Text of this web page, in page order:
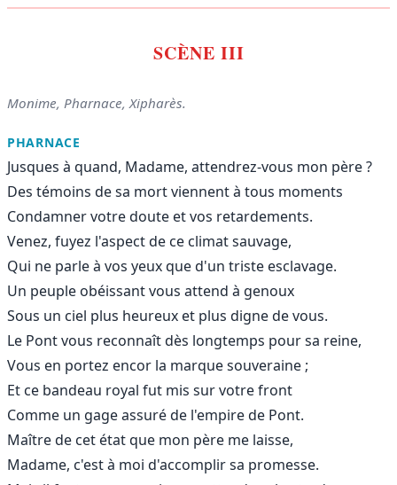
SCÈNE III
Monime, Pharnace, Xipharès.
PHARNACE
Jusques à quand, Madame, attendrez-vous mon père ?
Des témoins de sa mort viennent à tous moments
Condamner votre doute et vos retardements.
Venez, fuyez l'aspect de ce climat sauvage,
Qui ne parle à vos yeux que d'un triste esclavage.
Un peuple obéissant vous attend à genoux
Sous un ciel plus heureux et plus digne de vous.
Le Pont vous reconnaît dès longtemps pour sa reine,
Vous en portez encor la marque souveraine ;
Et ce bandeau royal fut mis sur votre front
Comme un gage assuré de l'empire de Pont.
Maître de cet état que mon père me laisse,
Madame, c'est à moi d'accomplir sa promesse.